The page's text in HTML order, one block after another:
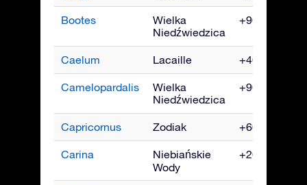
Bootes
Wielka
Niedźwiedzica
+90° do -50°
Caelum Lacaille +40° do -90°
Camelopardalis
Wielka
Niedźwiedzica
+90° do -10°
Capricornus Zodiak +60° do -90°
Carina
Niebiańskie
Wody
+20° do -90°